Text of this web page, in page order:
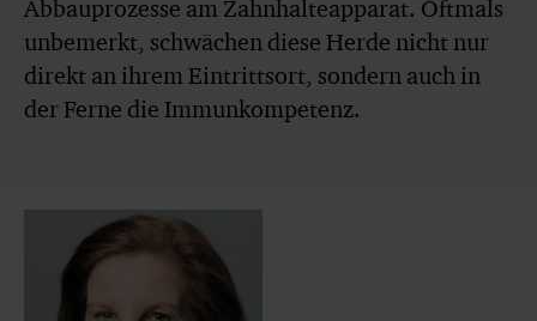
Abbauprozesse am Zahnhalteapparat. Oftmals
unbemerkt, schwächen diese Herde nicht nur
direkt an ihrem Eintrittsort, sondern auch in
der Ferne die Immunkompetenz.